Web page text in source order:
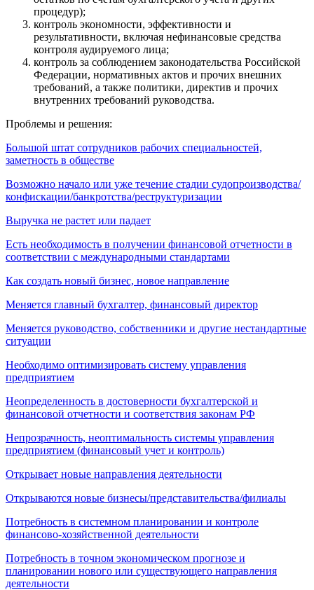
процедур);
контроль экономности, эффективности и
результативности, включая нефинансовые средства
контроля аудируемого лица;
контроль за соблюдением законодательства Российской
Федерации, нормативных актов и прочих внешних
требований, а также политики, директив и прочих
внутренних требований руководства.
Проблемы и решения:
Большой штат сотрудников рабочих специальностей,
заметность в обществе
Возможно начало или уже течение стадии судопроизводства/
конфискации/банкротства/реструктуризации
Выручка не растет или падает
Есть необходимость в получении финансовой отчетности в
соответствии с международными стандартами
Как создать новый бизнес, новое направление
Меняется главный бухгалтер, финансовый директор
Меняется руководство, собственники и другие нестандартные
ситуации
Необходимо оптимизировать систему управления
предприятием
Неопределенность в достоверности бухгалтерской и
финансовой отчетности и соответствия законам РФ
Непрозрачность, неоптимальность системы управления
предприятием (финансовый учет и контроль)
Открывает новые направления деятельности
Открываются новые бизнесы/представительства/филиалы
Потребность в системном планировании и контроле
финансово-хозяйственной деятельности
Потребность в точном экономическом прогнозе и
планировании нового или существующего направления
деятельности